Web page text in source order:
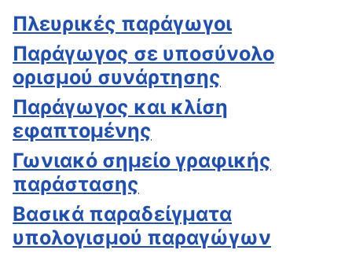
Πλευρικές παράγωγοι
Παράγωγος σε υποσύνολο
ορισμού συνάρτησης
Παράγωγος και κλίση
εφαπτομένης
Γωνιακό σημείο γραφικής
παράστασης
Βασικά παραδείγματα
υπολογισμού παραγώγων